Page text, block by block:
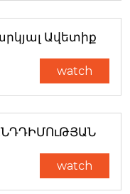
Ավետիք
watch
watch